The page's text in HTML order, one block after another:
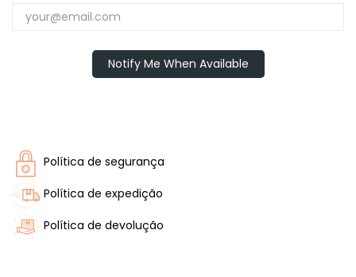
Notify Me When Available
Política de segurança
Política de expedição
Política de devolução